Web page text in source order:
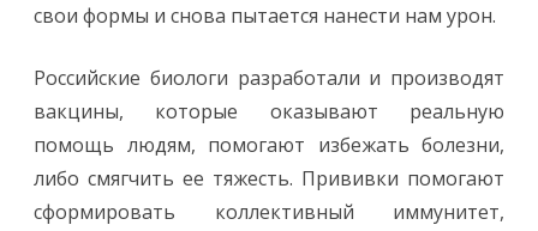
свои формы и снова пытается нанести нам урон.
Российские биологи разработали и производят
вакцины, которые оказывают реальную
помощь людям, помогают избежать болезни,
либо смягчить ее тяжесть. Прививки помогают
сформировать коллективный иммунитет,